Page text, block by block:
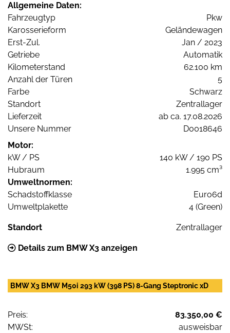
Allgemeine Daten:
Fahrzeugtyp
Pkw
Karosserieform
Geländewagen
Erst-Zul.
Jan / 2023
Getriebe
Automatik
Kilometerstand
62.100 km
Anzahl der Türen
5
Farbe
Schwarz
Standort
Zentrallager
Lieferzeit
ab ca. 17.08.2026
Unsere Nummer
D0018646
Motor:
kW / PS
140 kW / 190 PS
Hubraum
1.995 cm³
Umweltnormen:
Schadstoffklasse
Euro6d
Umweltplakette
4 (Green)
Standort Zentrallager
Details zum BMW X3 anzeigen
BMW X3 BMW M50i 293 kW (398 PS) 8-Gang Steptronic xD
Preis:
83.350,00 €
MWSt:
ausweisbar